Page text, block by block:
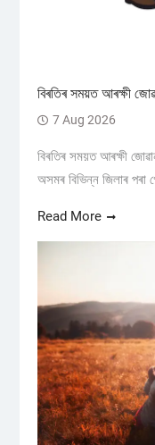
বিৰতিৰ সময়ত আৰক্ষী
7 Aug 2026
বিৰতিৰ সময়ত আৰক্ষী
অসমৰ বিভিন্ন জিলাৰ পৰা
Read More